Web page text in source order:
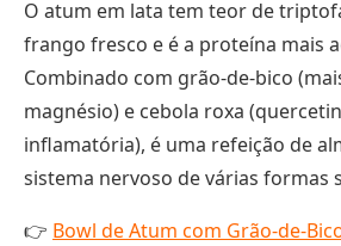
O atum em lata tem teor de
frango fresco e é a proteína mais
Combinado com grão-de-bico
magnésio) e cebola roxa
inflamatória), é uma refeição de
sistema nervoso de várias formas
👉 Bowl de Atum com Grão-de-